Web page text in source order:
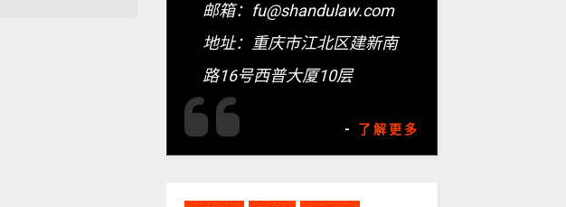
邮箱：fu@shandulaw.com
地址：重庆市江北区建新南
路16号西普大厦10层
- 了解更多